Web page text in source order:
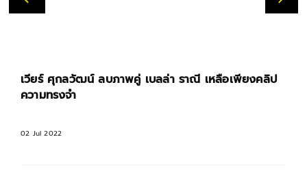
เวียร์ ศุกลวัฒน์ ลบภาพคู่ เบลล่า ราณี เหลือเพียงคลิป
ความทรงจำ
02 Jul 2022